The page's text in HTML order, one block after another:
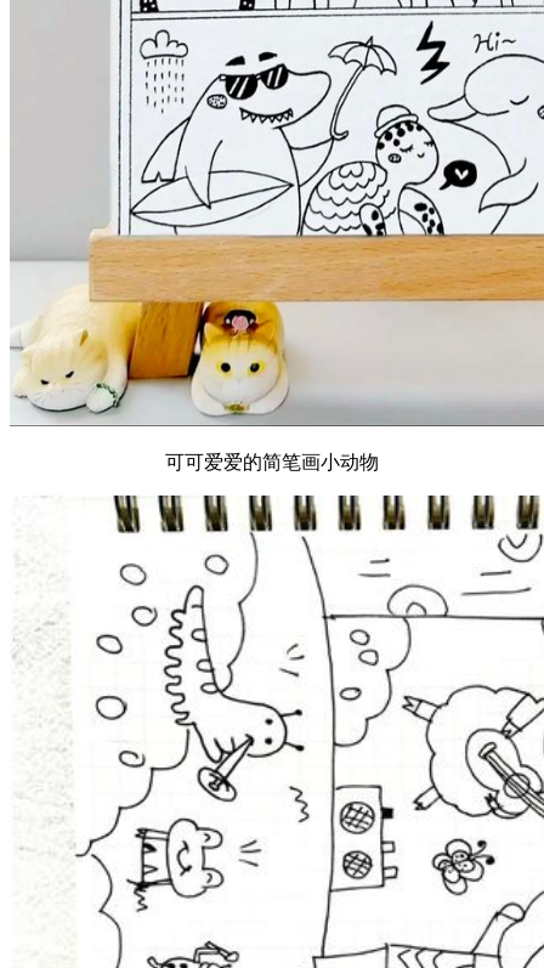
可可爱爱的简笔画小动物